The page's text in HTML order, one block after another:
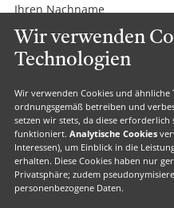
Wir verwenden
Technologien
Wir verwenden Cookies und ähnliche
ordnungsgemäß betreiben und
setzen wir stets, da diese
funktioniert. Analytische Cookies
Interessen), um Einblick in die
erhalten. Diese Cookies haben nur
Privatsphäre; zudem
personenbezogene Daten.
Reserveringsinformatie
Ihren Nachname